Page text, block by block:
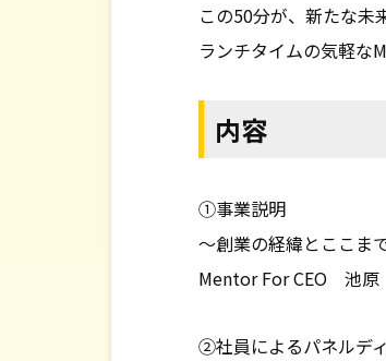
この50分が、新たな未
ランチタイムの気軽な
内容
①事業説明
〜創業の経緯とここま
Mentor For CEO 池原
②社員によるパネルデ